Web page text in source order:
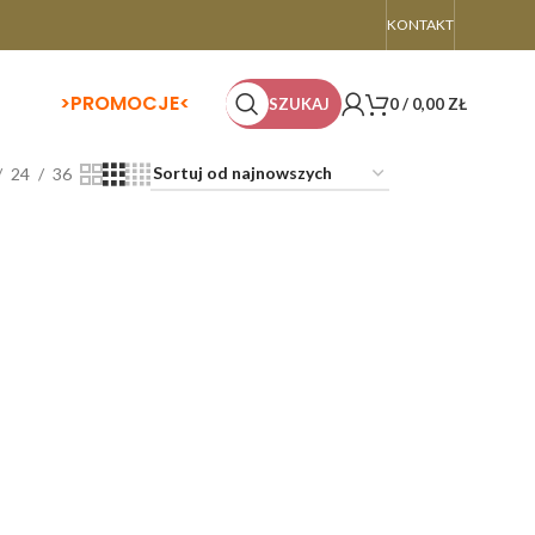
KONTAKT
>PROMOCJE< SZUKAJ 0/ 0,00 ZŁ
24 36